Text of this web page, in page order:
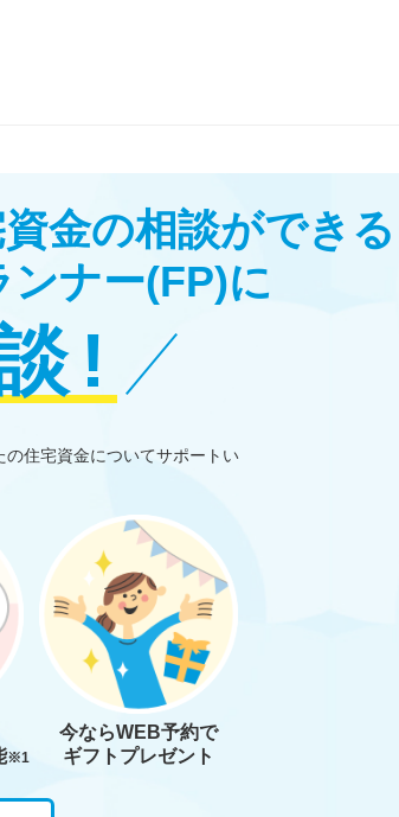
金の相談ができる
ンナー(FP)に
!
住宅資金についてサポートい
※1
今ならWEB予約で
ギフトプレゼント